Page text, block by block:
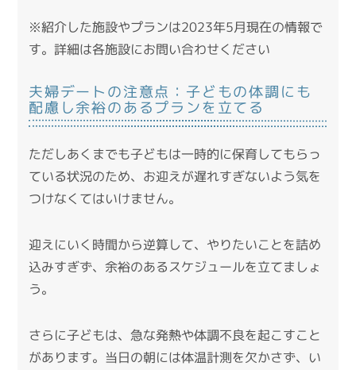
※紹介した施設やプランは2023年5月現在の情報で
す。詳細は各施設にお問い合わせください
夫婦デートの注意点：子どもの体調にも
配慮し余裕のあるプランを立てる
ただしあくまでも子どもは一時的に保育してもらっ
ている状況のため、お迎えが遅れすぎないよう気を
つけなくてはいけません。
迎えにいく時間から逆算して、やりたいことを詰め
込みすぎず、余裕のあるスケジュールを立てましょ
う。
さらに子どもは、急な発熱や体調不良を起こすこと
があります。当日の朝には体温計測を欠かさず、い